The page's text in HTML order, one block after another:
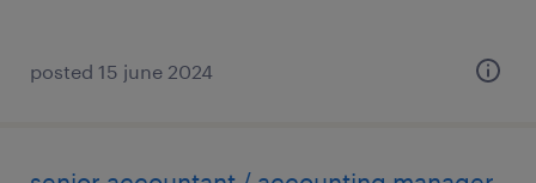
posted 15 june 2024